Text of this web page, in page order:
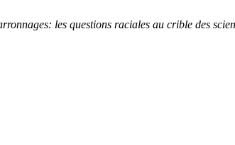
les questions raciales au crible des